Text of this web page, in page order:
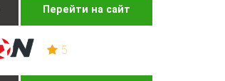
Перейти на сайт
5